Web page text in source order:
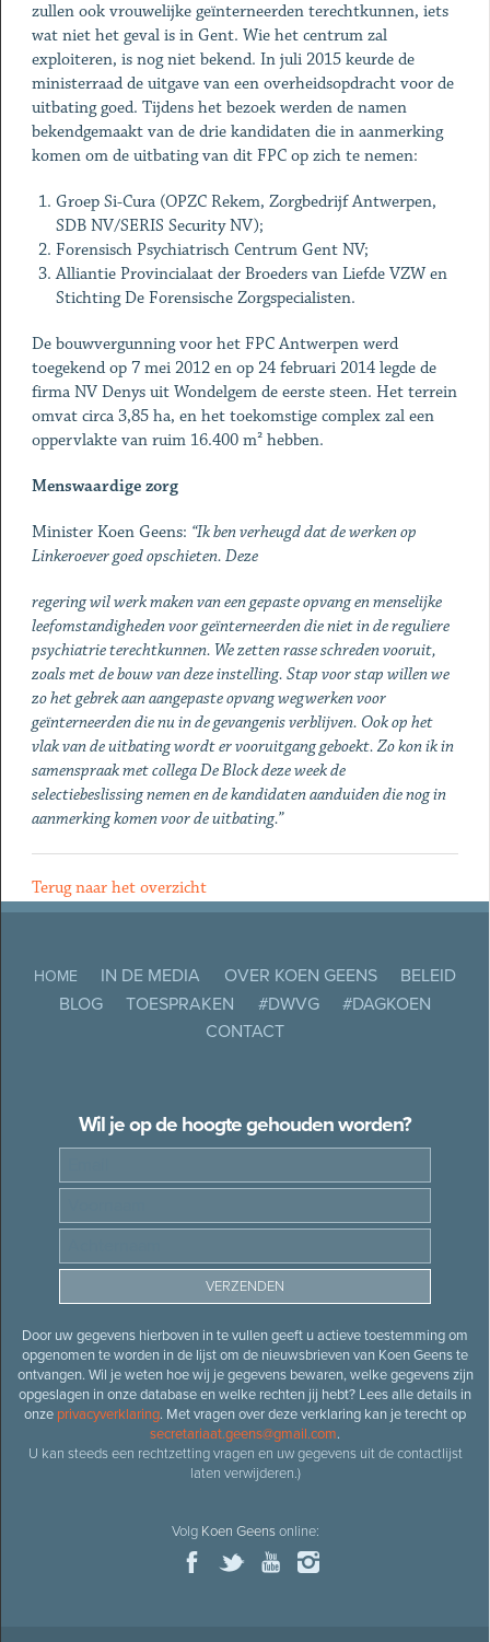
zullen ook vrouwelijke geïnterneerden terechtkunnen, iets
wat niet het geval is in Gent. Wie het centrum zal
exploiteren, is nog niet bekend. In juli 2015 keurde de
ministerraad de uitgave van een overheidsopdracht voor de
uitbating goed. Tijdens het bezoek werden de namen
bekendgemaakt van de drie kandidaten die in aanmerking
komen om de uitbating van dit FPC op zich te nemen:
Groep Si-Cura (OPZC Rekem, Zorgbedrijf Antwerpen,
SDB NV/SERIS Security NV);
Forensisch Psychiatrisch Centrum Gent NV;
Alliantie Provincialaat der Broeders van Liefde VZW en
Stichting De Forensische Zorgspecialisten.
De bouwvergunning voor het FPC Antwerpen werd
toegekend op 7 mei 2012 en op 24 februari 2014 legde de
firma NV Denys uit Wondelgem de eerste steen. Het terrein
omvat circa 3,85 ha, en het toekomstige complex zal een
oppervlakte van ruim 16.400 m² hebben.
Menswaardige zorg
Minister Koen Geens: “Ik ben verheugd dat de werken op
Linkeroever goed opschieten. Deze
regering wil werk maken van een gepaste opvang en menselijke
leefomstandigheden voor geïnterneerden die niet in de reguliere
psychiatrie terechtkunnen. We zetten rasse schreden vooruit,
zoals met de bouw van deze instelling. Stap voor stap willen we
zo het gebrek aan aangepaste opvang wegwerken voor
geïnterneerden die nu in de gevangenis verblijven. Ook op het
vlak van de uitbating wordt er vooruitgang geboekt. Zo kon ik in
samenspraak met collega De Block deze week de
selectiebeslissing nemen en de kandidaten aanduiden die nog in
aanmerking komen voor de uitbating.”
Terug naar het overzicht
HOME IN DE MEDIA OVER KOEN GEENS
BELEID
BLOG
TOESPRAKEN #DWVG
#DAGKOEN
CONTACT
Wil je op de hoogte gehouden worden?
Door uw gegevens hierboven in te vullen geeft u actieve toestemming om
opgenomen te worden in de lijst om de nieuwsbrieven van Koen Geens te
ontvangen. Wil je weten hoe wij je gegevens bewaren, welke gegevens zijn
opgeslagen in onze database en welke rechten jij hebt? Lees alle details in
onze privacyverklaring. Met vragen over deze verklaring kan je terecht op
secretariaat.geens@gmail.com.
U kan steeds een rechtzetting vragen en uw gegevens uit de contactlijst
laten verwijderen.)
Volg Koen Geensonline: